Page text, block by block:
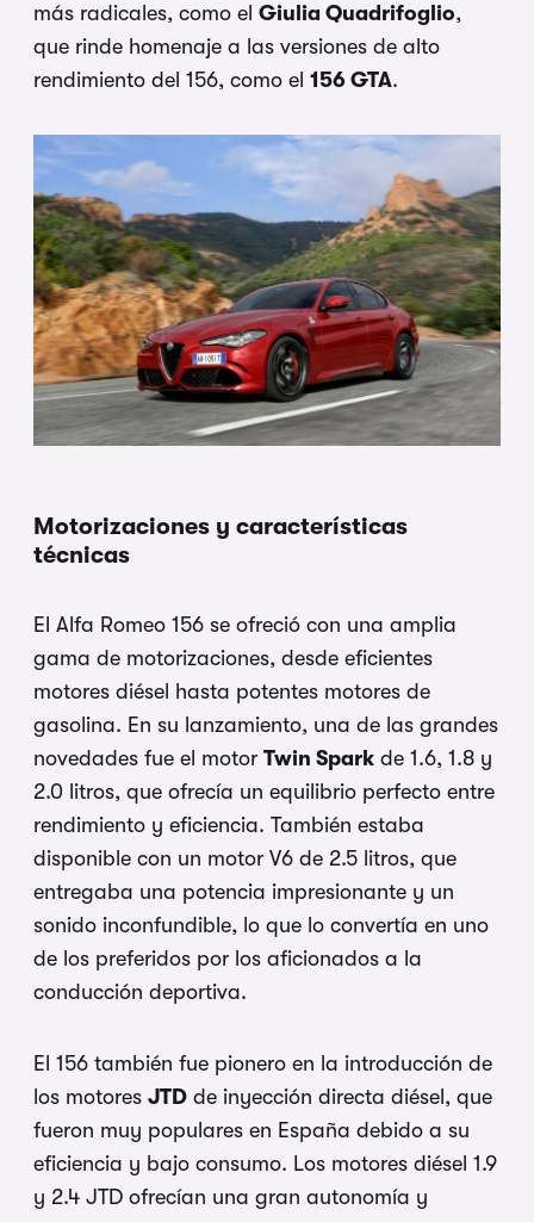
más radicales, como el Giulia Quadrifoglio,
que rinde homenaje a las versiones de alto
rendimiento del 156, como el 156 GTA.
Motorizaciones y características
técnicas
El Alfa Romeo 156 se ofreció con una amplia
gama de motorizaciones, desde eficientes
motores diésel hasta potentes motores de
gasolina. En su lanzamiento, una de las grandes
novedades fue el motor Twin Spark de 1.6, 1.8 y
2.0 litros, que ofrecía un equilibrio perfecto entre
rendimiento y eficiencia. También estaba
disponible con un motor V6 de 2.5 litros, que
entregaba una potencia impresionante y un
sonido inconfundible, lo que lo convertía en uno
de los preferidos por los aficionados a la
conducción deportiva.
El 156 también fue pionero en la introducción de
los motores JTD de inyección directa diésel, que
fueron muy populares en España debido a su
eficiencia y bajo consumo. Los motores diésel 1.9
y 2.4 JTD ofrecían una gran autonomía y